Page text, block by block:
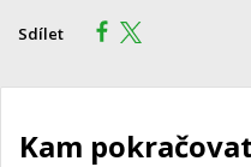
Sdílet
Kam